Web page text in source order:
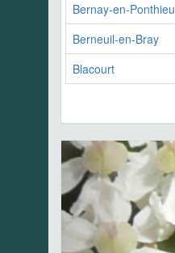
Bernay-en-Ponthieu
Berneuil-en-Bray
Blacourt